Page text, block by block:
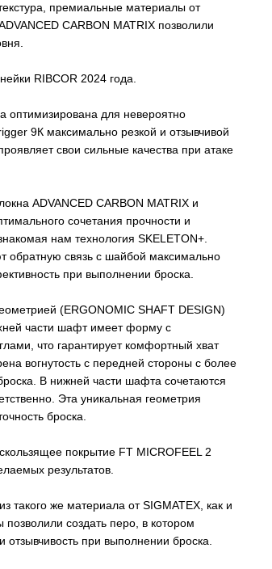
премиальные материалы от
CARBON MATRIX позволили
RIBCOR 2024 года.
оптимизирована для невероятно
9К максимально резкой и отзывчивой
свои сильные качества при атаке
ADVANCED CARBON MATRIX и
сочетания прочности и
нам технология SKELETON+.
обратную связь с шайбой максимально
при выполнении броска.
(ERGONOMIC SHAFT DESIGN)
части шафт имеет форму с
что гарантирует комфортный хват
вогнутость с передней стороны с более
В нижней части шафта сочетаются
Эта уникальная геометрия
броска.
покрытие FT MICROFEEL 2
результатов.
такого же материала от SIGMATEX, как и
создать перо, в котором
отзывчивость при выполнении броска.